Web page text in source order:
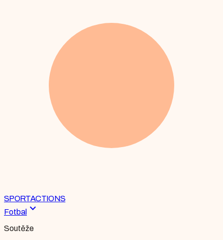
SPORTACTIONS
Fotbal expand_more
Soutěže